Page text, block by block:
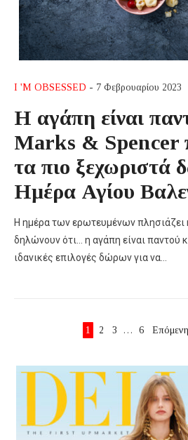
I 'M OBSESSED - 7 Φεβρουαρίου 2023
Η αγάπη είναι
Marks & Spencer
τα πιο ξεχωριστά
Ημέρα Αγίου
Η ημέρα των ερωτευμένων πλησιάζει
δηλώνουν ότι… η αγάπη είναι παντού
ιδανικές επιλογές δώρων για να…
1 2 3 … 6